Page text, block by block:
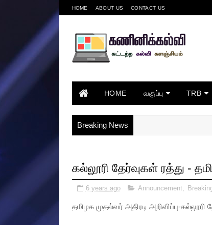
HOME ABOUT US CONTACT US
HOME வகுப்பு TRB
Breaking News
கல்லூரி தேர்வுகள் ரத்து -
6 years ago Announcement,
தமிழக முதல்வர் அதிரடி அறிவிப்பு-கல்லூரி